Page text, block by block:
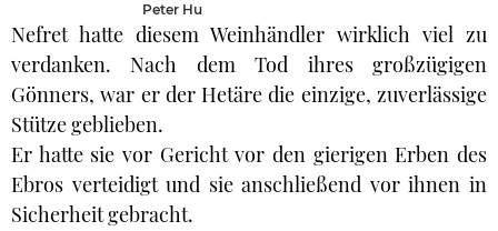
Peter Hu
Nefret hatte diesem Weinhändler wirklich viel zu
verdanken. Nach dem Tod ihres großzügigen
Gönners, war er der Hetäre die einzige, zuverlässige
Stütze geblieben.
Er hatte sie vor Gericht vor den gierigen Erben des
Ebros verteidigt und sie anschließend vor ihnen in
Sicherheit gebracht.